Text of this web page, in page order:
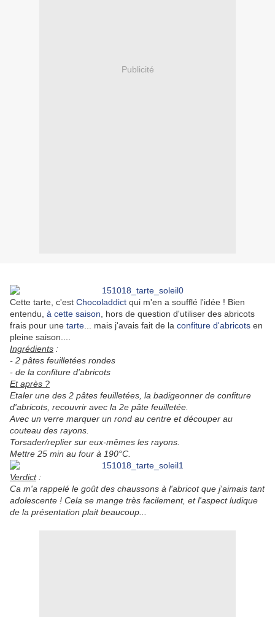
Publicité
Cette tarte, c'est Chocoladdict qui m'en a soufflé l'idée ! Bien
entendu, à cette saison , hors de question d'utiliser des abricots
frais pour une tarte ... mais j'avais fait de la confiture d'abricots en
pleine saison....
Ingrédients :
- 2 pâtes feuilletées rondes
- de la confiture d'abricots
Et après ?
Etaler une des 2 pâtes feuilletées, la badigeonner de confiture
d'abricots, recouvrir avec la 2e pâte feuilletée.
Avec un verre marquer un rond au centre et découper au
couteau des rayons.
Torsader/replier sur eux-mêmes les rayons.
Mettre 25 min au four à 190°C.
Verdict:
Ca m'a rappelé le goût des chaussons à l'abricot que j'aimais tant
adolescente ! Cela se mange très facilement, et l'aspect ludique
de la présentation plait beaucoup...